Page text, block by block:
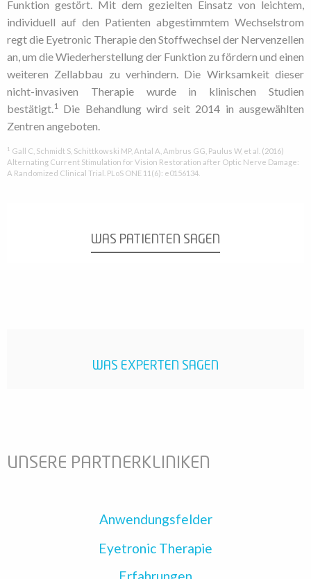
Anwendungsfelder
Eyetronic Therapie
Funktion gestört. Mit dem gezielten Einsatz von leichtem,
individuell auf den Patienten abgestimmtem Wechselstrom
regt die Eyetronic Therapie den Stoffwechsel der Nervenzellen
an, um die Wiederherstellung der Funktion zu fördern und einen
weiteren Zellabbau zu verhindern. Die Wirksamkeit dieser
nicht-invasiven Therapie wurde in klinischen Studien
bestätigt.1
Die Behandlung wird seit 2014 in ausgewählten
Zentren angeboten.
1 Gall C, Schmidt S, Schittkowski MP, Antal A, Ambrus GG, Paulus W, et al. (2016)
Alternating Current Stimulation for Vision Restoration after Optic Nerve Damage:
A Randomized Clinical Trial. PLoS ONE 11(6): e0156134.
WAS PATIENTEN SAGEN
WAS EXPERTEN SAGEN
UNSERE PARTNERKLINIKEN